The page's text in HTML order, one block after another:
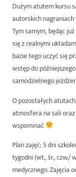
Dużym atutem kursu
autorskich
Tym samym, będąc
się z realnymi
bazie tego uczyć się
wstęp do
samodzielnego
O pozostałych
atmosfera na sali
wspominać
Plan zajęć: 5 dni
tygodni (wt., śr., czw./
medycznego. Zajęcia